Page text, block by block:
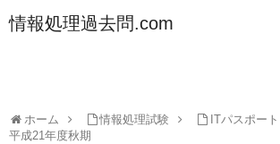
情報処理過去問.com
ホーム 情報処理試験 ITパスポート
平成21年度秋期